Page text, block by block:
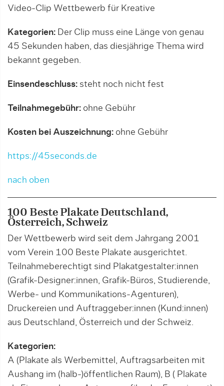
Video-Clip Wettbewerb für Kreative
Kategorien: Der Clip muss eine Länge von genau
45 Sekunden haben, das diesjährige Thema wird
bekannt gegeben.
Einsendeschluss: steht noch nicht fest
Teilnahmegebühr: ohne Gebühr
Kosten bei Auszeichnung: ohne Gebühr
https://45seconds.de
nach oben
100 Beste Plakate Deutschland,
Österreich, Schweiz
Der Wettbewerb wird seit dem Jahrgang 2001
vom Verein 100 Beste Plakate ausgerichtet.
Teilnahmeberechtigt sind Plakatgestalter:innen
(Grafik-Designer:innen, Grafik-Büros, Studierende,
Werbe- und Kommunikations-Agenturen),
Druckereien und Auftraggeber:innen (Kund:innen)
aus Deutschland, Österreich und der Schweiz.
Kategorien:
A (Plakate als Werbemittel, Auftragsarbeiten mit
Aushang im (halb-)öffentlichen Raum), B ( Plakate